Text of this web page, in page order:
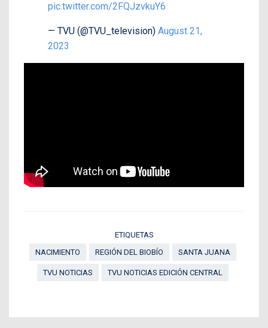
pic.twitter.com/2FQJzvkuY6
— TVU (@TVU_television) August 21,
2023
ETIQUETAS
NACIMIENTO
REGIÓN DEL BIOBÍO SANTA JUANA
TVU NOTICIAS TVU NOTICIAS EDICIÓN CENTRAL